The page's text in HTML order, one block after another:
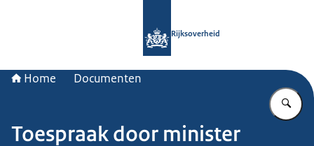
Rijksoverheid
Home Documenten
Toespraak door minister